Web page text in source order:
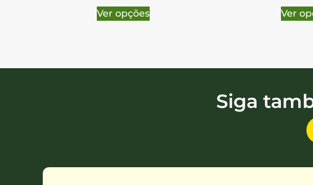
Ver opções Ver
Siga